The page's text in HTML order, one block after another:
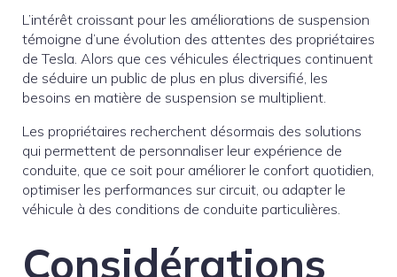
L’intérêt croissant pour les améliorations de suspension
témoigne d’une évolution des attentes des propriétaires
de Tesla. Alors que ces véhicules électriques continuent
de séduire un public de plus en plus diversifié, les
besoins en matière de suspension se multiplient.
Les propriétaires recherchent désormais des solutions
qui permettent de personnaliser leur expérience de
conduite, que ce soit pour améliorer le confort quotidien,
optimiser les performances sur circuit, ou adapter le
véhicule à des conditions de conduite particulières.
Considérations